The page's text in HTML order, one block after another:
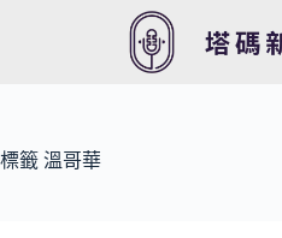
容
標籤 溫哥華